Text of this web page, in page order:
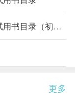
浙江省2025年4月高等教育自学考试用书目录（初稿）
更多